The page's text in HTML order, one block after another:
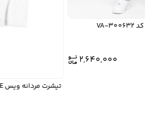
2,640,000
تیشرت مردانه ویس VACE مدل Mike Tyson